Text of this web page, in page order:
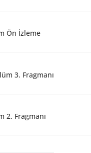
Ön İzleme
3. Fragmanı
2. Fragmanı